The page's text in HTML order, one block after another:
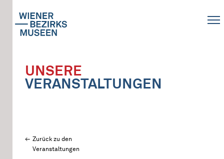
UNSERE
VERANSTALTUNGEN
Zurück zu den
Veranstaltungen